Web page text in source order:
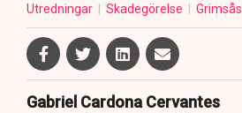
Utredningar
Skadegörelse Grimsås
Gabriel Cardona Cervantes